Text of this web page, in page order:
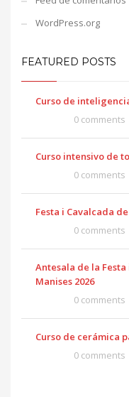
WordPress.org
FEATURED POSTS
Curso de
0 comments
Curso intensivo de
0 comments
Festa i Cavalcada
0 comments
Antesala de la
Manises 2026
0 comments
Curso de cerámica
0 comments